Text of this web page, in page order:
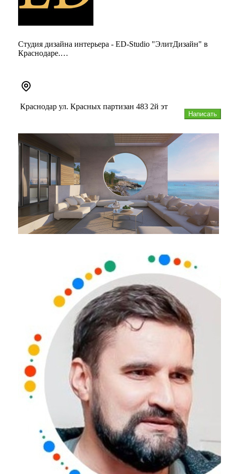
Студия дизайна интерьера - ED-Studio "ЭлитДизайн" в
Краснодаре.
2. Проекти...
Написать
Краснодар ул. Красных партизан 483 2й эт